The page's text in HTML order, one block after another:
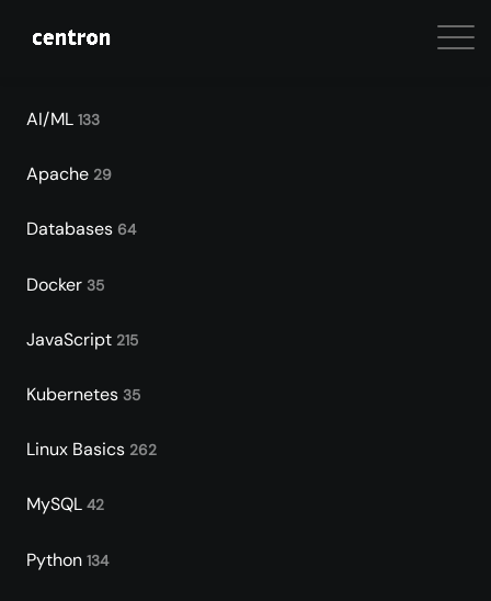
AI/ML 133
Apache 29
Databases 64
Docker 35
JavaScript 215
Kubernetes 35
Linux Basics 262
MySQL 42
Python 134